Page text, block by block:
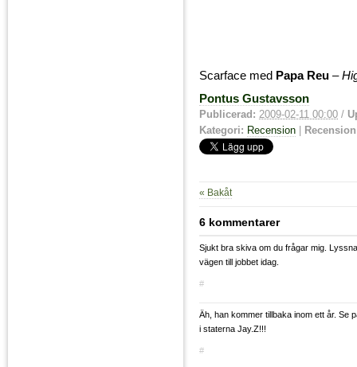
Scarface med Papa Reu –
Pontus Gustavsson
Publicerad: 2009-02-11 00:00 /
Kategori: Recension
« Bakåt
6 kommentarer
Sjukt bra skiva om du frågar mig.
vägen till jobbet idag.
#
Äh, han kommer tillbaka inom ett år. Se
i staterna Jay.Z!!!
#